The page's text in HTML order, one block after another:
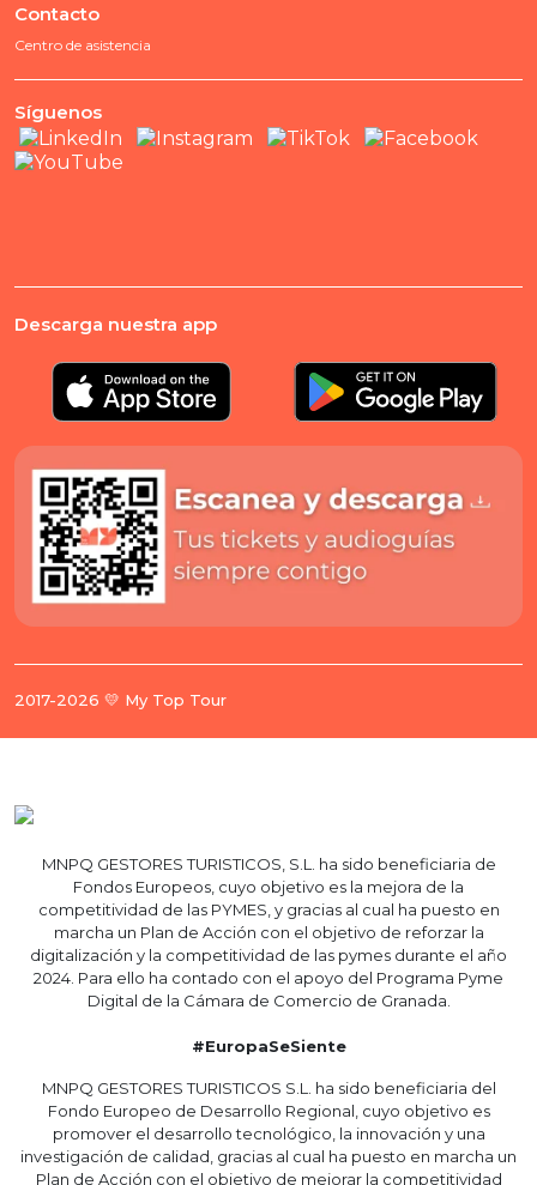
Contacto
Centro de asistencia
Síguenos
Descarga nuestra app
2017-2026 💛 My Top Tour
MNPQ GESTORES TURISTICOS, S.L. ha sido beneficiaria de
Fondos Europeos, cuyo objetivo es la mejora de la
competitividad de las PYMES, y gracias al cual ha puesto en
marcha un Plan de Acción con el objetivo de reforzar la
digitalización y la competitividad de las pymes durante el año
2024. Para ello ha contado con el apoyo del Programa Pyme
Digital de la Cámara de Comercio de Granada.
#EuropaSeSiente
MNPQ GESTORES TURISTICOS S.L. ha sido beneficiaria del
Fondo Europeo de Desarrollo Regional, cuyo objetivo es
promover el desarrollo tecnológico, la innovación y una
investigación de calidad, gracias al cual ha puesto en marcha un
Plan de Acción con el objetivo de mejorar la competitividad